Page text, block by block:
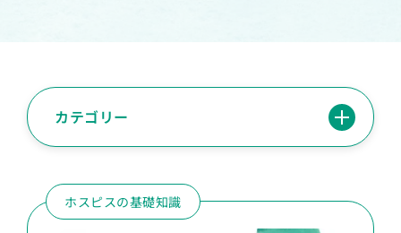
カテゴリー
ホスピスの基礎知識